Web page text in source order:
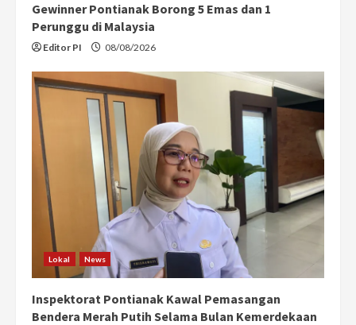
Gewinner Pontianak Borong 5 Emas dan 1
Perunggu di Malaysia
Editor PI 08/08/2026
Lokal News
Inspektorat Pontianak Kawal Pemasangan
Bendera Merah Putih Selama Bulan Kemerdekaan